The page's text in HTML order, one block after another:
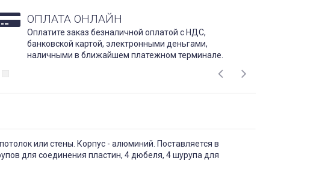
ОПЛАТА ОНЛАЙН
Оплатите заказ безналичной оплатой с НДС,
банковской картой, электронными деньгами,
наличными в ближайшем платежном терминале.
или стены. Корпус - алюминий. Поставляется в
для соединения пластин, 4 дюбеля, 4 шурупа для